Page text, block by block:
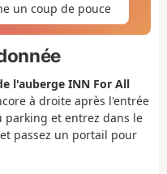
un coup de pouce
l'auberge INN For All
à droite après l'entrée
parking et entrez dans le
passez un portail pour